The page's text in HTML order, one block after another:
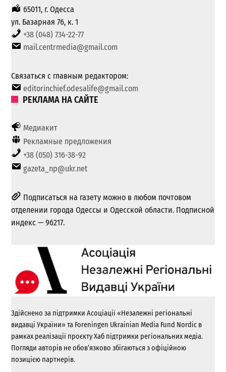
65011, г. Одесса
ул. Базарная 76, к. 1
+38 (048) 734-22-77
mail.centrmedia@gmail.com
Связаться с главным редактором:
editorinchief.odesalife@gmail.com
РЕКЛАМА НА САЙТЕ
Медиакит
Рекламные предложения
+38 (050) 316-38-92
gazeta_np@ukr.net
Подписаться на газету можно в любом почтовом
отделении города Одессы и Одесской области. Подписной
индекс — 96217.
Здійснено за підтримки Асоціації «Незалежні регіональні
видавці України» та Foreningen Ukrainian Media Fund Nordic в
рамках реалізації проєкту Хаб підтримки регіональних медіа.
Погляди авторів не обов’язково збігаються з офіційною
позицією партнерів.